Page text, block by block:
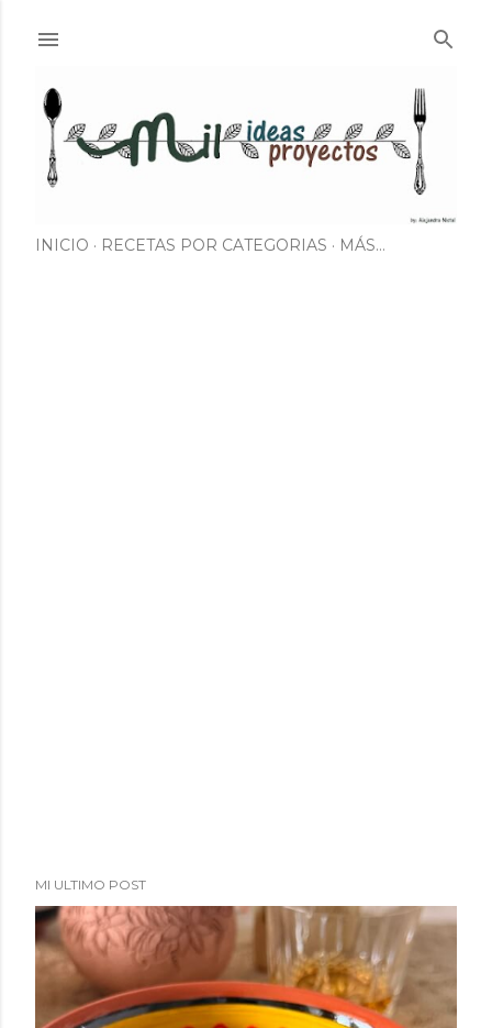
INICIO RECETAS POR CATEGORIAS MÁS…
MI ULTIMO POST